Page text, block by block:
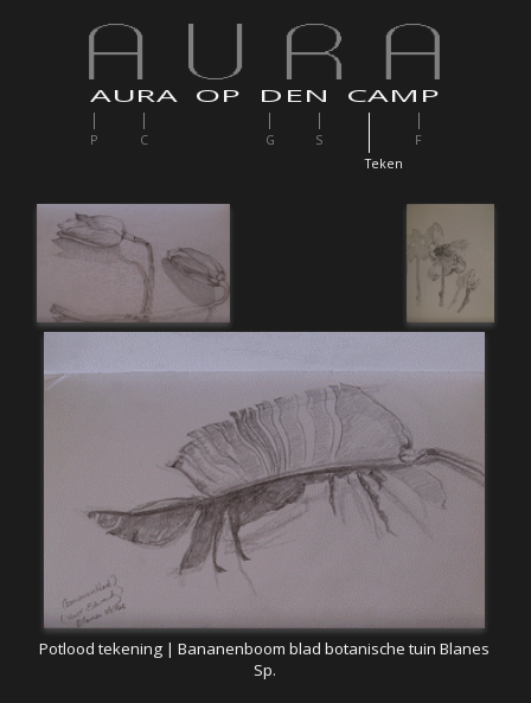
AURA OP DEN CAMP
P C G
S
Teken
F
Potlood tekening | Bananenboom blad botanische tuin Blanes
Sp.